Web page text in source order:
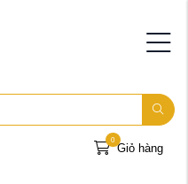
Giỏ hàng
0